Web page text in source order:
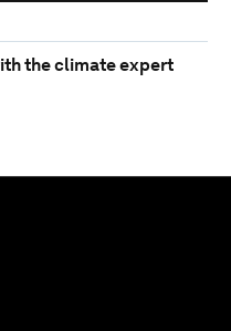
the climate expert